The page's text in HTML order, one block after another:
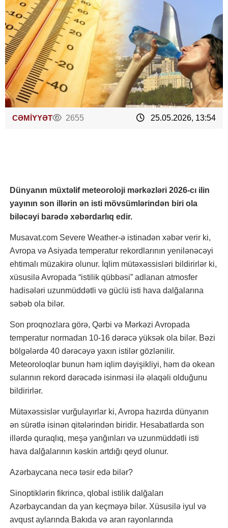
CƏMİYYƏT 2655 25.05.2026, 13:54
Dünyanın müxtəlif meteoroloji mərkəzləri 2026-cı ilin
yayının son illərin ən isti mövsümlərindən biri ola
biləcəyi barədə xəbərdarlıq edir.
Musavat.com Severe Weather-ə istinadən xəbər verir ki,
Avropa və Asiyada temperatur rekordlarının yenilənəcəyi
ehtimalı müzakirə olunur. İqlim mütəxəssisləri bildirirlər ki,
xüsusilə Avropada “istilik qübbəsi” adlanan atmosfer
hadisələri uzunmüddətli və güclü isti hava dalğalarına
səbəb ola bilər.
Son proqnozlara görə, Qərbi və Mərkəzi Avropada
temperatur normadan 10-16 dərəcə yüksək ola bilər. Bəzi
bölgələrdə 40 dərəcəyə yaxın istilər gözlənilir.
Meteoroloqlar bunun həm iqlim dəyişikliyi, həm də okean
sularının rekord dərəcədə isinməsi ilə əlaqəli olduğunu
bildirirlər.
Mütəxəssislər vurğulayırlar ki, Avropa hazırda dünyanın
ən sürətlə isinən qitələrindən biridir. Hesabatlarda son
illərdə quraqlıq, meşə yanğınları və uzunmüddətli isti
hava dalğalarının kəskin artdığı qeyd olunur.
Azərbaycana necə təsir edə bilər?
Sinoptiklərin fikrincə, qlobal istilik dalğaları
Azərbaycandan da yan keçməyə bilər. Xüsusilə iyul və
avqust aylarında Bakıda və aran rayonlarında